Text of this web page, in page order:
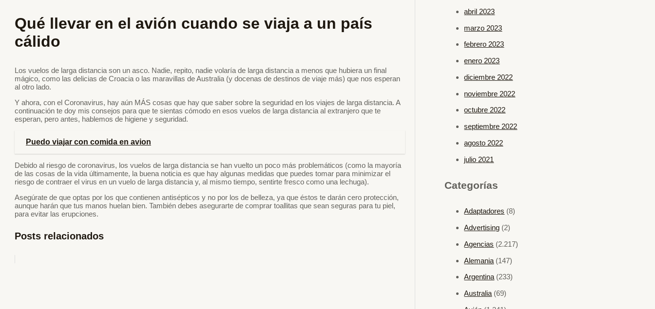
Qué llevar en el avión cuando se viaja a un país
cálido
Los vuelos de larga distancia son un asco. Nadie, repito, nadie volaría de larga distancia a menos que hubiera un final
mágico, como las delicias de Croacia o las maravillas de Australia (y docenas de destinos de viaje más) que nos esperan
al otro lado.
Y ahora, con el Coronavirus, hay aún MÁS cosas que hay que saber sobre la seguridad en los viajes de larga distancia. A
continuación te doy mis consejos para que te sientas cómodo en esos vuelos de larga distancia al extranjero que te
esperan, pero antes, hablemos de higiene y seguridad.
Puedo viajar con comida en avion
Debido al riesgo de coronavirus, los vuelos de larga distancia se han vuelto un poco más problemáticos (como la mayoría
de las cosas de la vida últimamente, la buena noticia es que hay algunas medidas que puedes tomar para minimizar el
riesgo de contraer el virus en un vuelo de larga distancia y, al mismo tiempo, sentirte fresco como una lechuga).
Asegúrate de que optas por los que contienen antisépticos y no por los de belleza, ya que éstos te darán cero protección,
aunque harán que tus manos huelan bien. También debes asegurarte de comprar toallitas que sean seguras para tu piel,
para evitar las erupciones.
Posts relacionados
abril 2023
marzo 2023
febrero 2023
enero 2023
diciembre 2022
noviembre 2022
octubre 2022
septiembre 2022
agosto 2022
julio 2021
Categorías
Adaptadores (8)
Advertising (2)
Agencias (2.217)
Alemania (147)
Argentina(233)
Australia (69)